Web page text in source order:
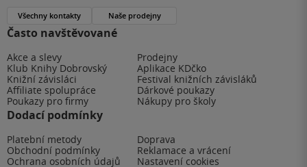
Často navštěvované
Akce a slevy
Prodejny
Klub Knihy Dobrovský
Aplikace KDčko
Knižní závisláci
Festival knižních závisláků
Affiliate spolupráce
Dárkové poukazy
Poukazy pro firmy
Nákupy pro školy
Dodací podmínky
Platební metody
Doprava
Obchodní podmínky
Reklamace a vrácení
Ochrana osobních údajů
Nastavení cookies
Všechny kontakty Naše prodejny